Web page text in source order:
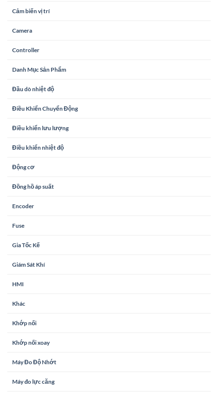
Cảm biến vị trí
Camera
Controller
Danh Mục Sản Phẩm
Đầu dò nhiệt độ
Điều Khiển Chuyển Động
Điều khiển lưu lượng
Điều khiển nhiệt độ
Động cơ
Đồng hồ áp suất
Encoder
Fuse
Gia Tốc Kế
Giám Sát Khí
HMI
Khác
Khớp nối
Khớp nối xoay
Máy Đo Độ Nhớt
Máy đo lực căng